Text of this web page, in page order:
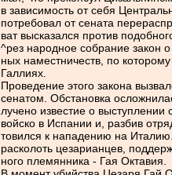
в зависимость от себя
потребовал от сената
ват высказался против
^рез народное собрание закон
ных наместничеств, по
Галлиях.
Проведение этого закона
сенатом. Обстановка
лучено известие о
войско в Испании и, разбив
товился к нападению на
расколоть цезарианцев,
ного племянника - Гая Октавия.